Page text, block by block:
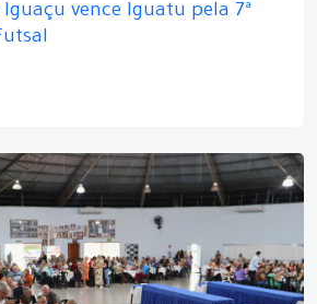
vence Iguatu pela 7ª